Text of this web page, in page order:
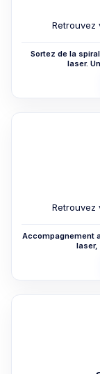
Retrouvez
Sortez de la
laser.
Retrouvez
Accompagnement
laser,